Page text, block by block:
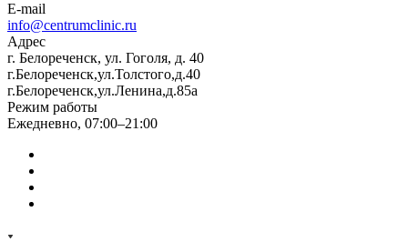
E-mail
info@centrumclinic.ru
Адрес
г. Белореченск, ул. Гоголя, д. 40
г.Белореченск,ул.Толстого,д.40
г.Белореченск,ул.Ленина,д.85а
Режим работы
Ежедневно, 07:00–21:00